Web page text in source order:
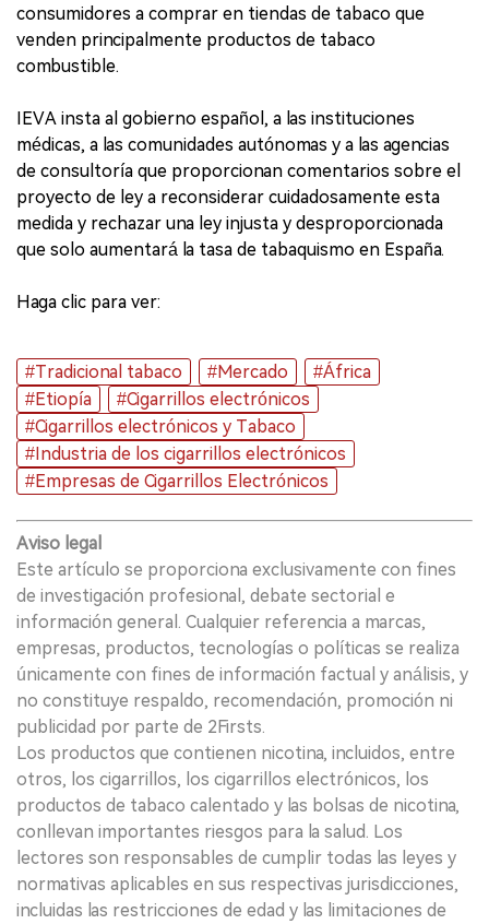
consumidores a comprar en tiendas de tabaco que
venden principalmente productos de tabaco
combustible.
IEVA insta al gobierno español, a las instituciones
médicas, a las comunidades autónomas y a las agencias
de consultoría que proporcionan comentarios sobre el
proyecto de ley a reconsiderar cuidadosamente esta
medida y rechazar una ley injusta y desproporcionada
que solo aumentará la tasa de tabaquismo en España.
Haga clic para ver:
#Tradicional tabaco #Mercado
#África
#Etiopía
#Cigarrillos electrónicos
#Cigarrillos electrónicos y Tabaco
#Industria de los cigarrillos electrónicos
#Empresas de Cigarrillos Electrónicos
Aviso legal
Este artículo se proporciona exclusivamente con fines
de investigación profesional, debate sectorial e
información general. Cualquier referencia a marcas,
empresas, productos, tecnologías o políticas se realiza
únicamente con fines de información factual y análisis, y
no constituye respaldo, recomendación, promoción ni
publicidad por parte de 2Firsts.
Los productos que contienen nicotina, incluidos, entre
otros, los cigarrillos, los cigarrillos electrónicos, los
productos de tabaco calentado y las bolsas de nicotina,
conllevan importantes riesgos para la salud. Los
lectores son responsables de cumplir todas las leyes y
normativas aplicables en sus respectivas jurisdicciones,
incluidas las restricciones de edad y las limitaciones de